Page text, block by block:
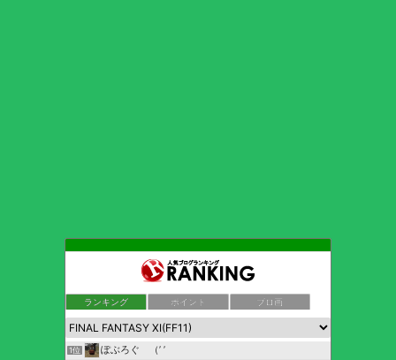
ランキング ポイント ブロ画
1位 ぽぶろぐ （’ ’